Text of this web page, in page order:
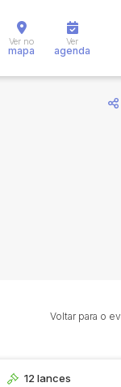
Cidade
Ver no
mapa
Ver
agenda
Voltar para o
12 lances